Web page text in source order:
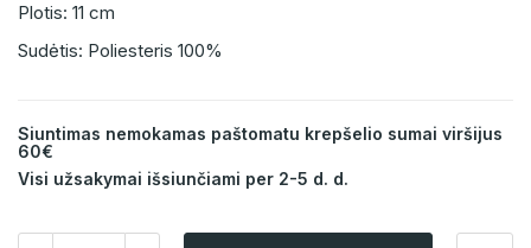
Plotis: 11 cm
Sudėtis: Poliesteris 100%
Siuntimas nemokamas paštomatu krepšelio sumai viršijus
60€
Visi užsakymai išsiunčiami per 2-5 d. d.